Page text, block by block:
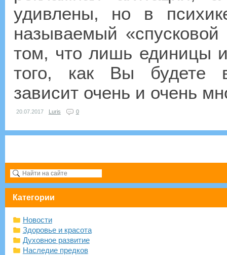
удивлены, но в
называемый
том, что лишь единицы
того, как Вы будете
зависит очень и очень
20.07.2017 Luris 0
Категории
Новости
Здоровье и красота
Духовное развитие
Наследие предков